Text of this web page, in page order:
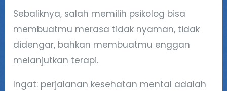
Sebaliknya, salah memilih psikolog bisa
membuatmu merasa tidak nyaman, tidak
didengar, bahkan membuatmu enggan
melanjutkan terapi.
Ingat: perjalanan kesehatan mental adalah